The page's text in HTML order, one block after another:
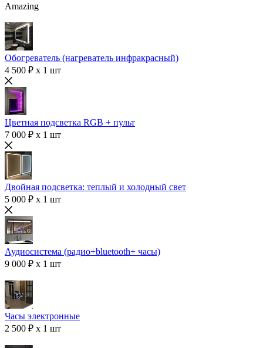
Amazing
Обогреватель (нагреватель инфракрасный)
4 500 ₽ x 1 шт
Цветная подсветка RGB + пульт
7 000 ₽ x 1 шт
Двойная подсветка: теплый и холодный свет
5 000 ₽ x 1 шт
Аудиосистема (радио+bluetooth+ часы)
9 000 ₽ x 1 шт
Часы электронные
2 500 ₽ x 1 шт